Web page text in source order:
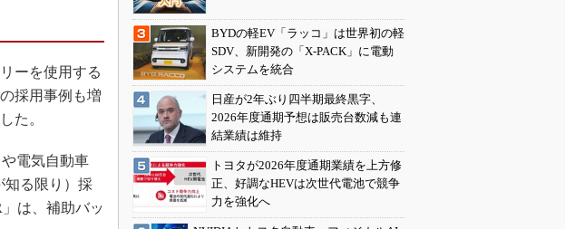
ーを使用する
採用事例も増
た。
電気自動車
知る限り）採
は、補助バッ
BYDの軽EV「ラッコ」は世界初の軽
SDV、新開発の「X-PACK」に電動
システムを統合
日産が2年ぶり四半期最終黒字、
2026年度通期予想は販売台数減も連
結業績は維持
トヨタが2026年度通期業績を上方修
正、好調なHEVは次世代電池で競争
力を強化へ